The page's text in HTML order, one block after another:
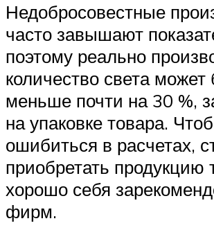
Недобросовестные
часто завышают
поэтому реально
количество света может
меньше почти на 30 %,
на упаковке товара.
ошибиться в расчетах,
приобретать продукцию
хорошо себя
фирм.